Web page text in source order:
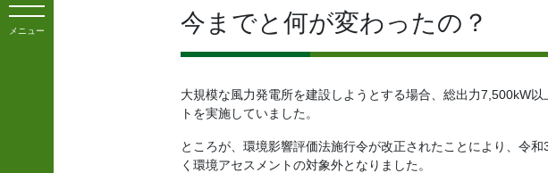
メニュー 今までと何が変わったの？
大規模な風力発電所を建設しようとする場合、総出力7,500kW
トを実施していました。
ところが、環境影響評価法施行令が改正されたことにより、令
く環境アセスメントの対象外となりました。